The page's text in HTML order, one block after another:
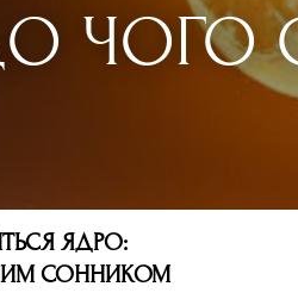
ЧОГО
ЯДРО:
СОННИКОМ